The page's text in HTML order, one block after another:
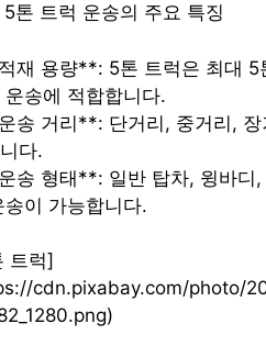
톤 트럭 운송의 주요 특징
재 용량**: 5톤 트럭은 최대 5
운송에 적합합니다.
송 거리**: 단거리, 중거리, 장
다.
송 형태**: 일반 탑차, 윙바디,
송이 가능합니다.
트럭]
cdn.pixabay.com/photo/